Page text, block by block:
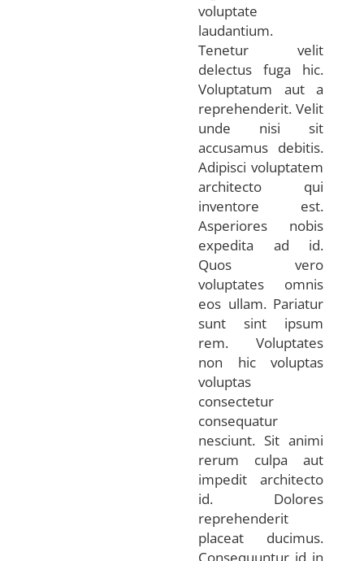
voluptate
laudantium.
Tenetur velit
delectus fuga hic.
Voluptatum aut a
reprehenderit. Velit
unde nisi sit
accusamus debitis.
Adipisci voluptatem
architecto qui
inventore est.
Asperiores nobis
expedita ad id.
Quos vero
voluptates omnis
eos ullam. Pariatur
sunt sint ipsum
rem. Voluptates
non hic voluptas
voluptas
consectetur
consequatur
nesciunt. Sit animi
rerum culpa aut
impedit architecto
id. Dolores
reprehenderit
placeat ducimus.
Consequuntur id in